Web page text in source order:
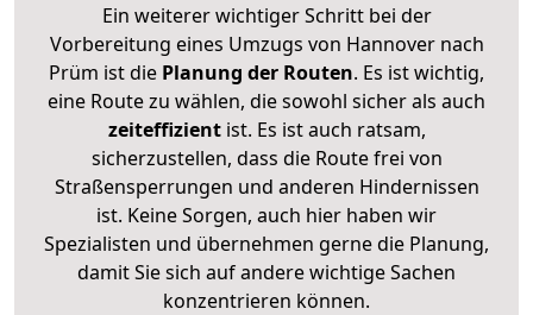
Ein weiterer wichtiger Schritt bei der
Vorbereitung eines Umzugs von Hannover nach
Prüm ist die Planung der Routen. Es ist wichtig,
eine Route zu wählen, die sowohl sicher als auch
zeiteffizientist. Es ist auch ratsam,
sicherzustellen, dass die Route frei von
Straßensperrungen und anderen Hindernissen
ist. Keine Sorgen, auch hier haben wir
Spezialisten und übernehmen gerne die Planung,
damit Sie sich auf andere wichtige Sachen
konzentrieren können.